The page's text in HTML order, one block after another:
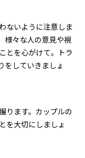
ないように注意しま
様々な人の意見や視
とを心がけて。トラ
をしていきましょ
ります。カップルの
を大切にしましょ